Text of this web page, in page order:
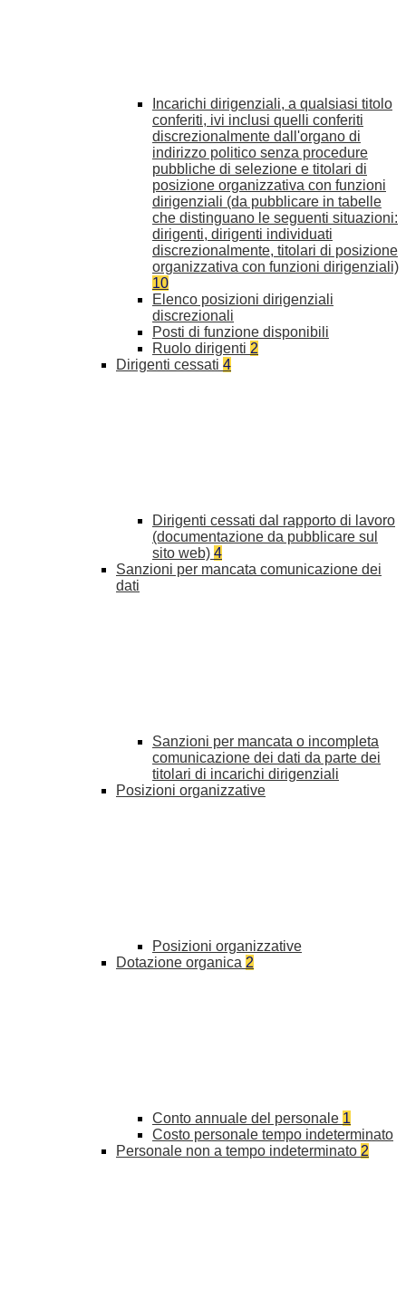
Incarichi dirigenziali, a qualsiasi titolo
conferiti, ivi inclusi quelli conferiti
discrezionalmente dall'organo di
indirizzo politico senza procedure
pubbliche di selezione e titolari di
posizione organizzativa con funzioni
dirigenziali (da pubblicare in tabelle
che distinguano le seguenti situazioni:
dirigenti, dirigenti individuati
discrezionalmente, titolari di posizione
organizzativa con funzioni dirigenziali)
10
Elenco posizioni dirigenziali
discrezionali
Posti di funzione disponibili
Ruolo dirigenti 2
Dirigenti cessati 4
Dirigenti cessati dal rapporto di lavoro
(documentazione da pubblicare sul
sito web) 4
Sanzioni per mancata comunicazione dei
dati
Sanzioni per mancata o incompleta
comunicazione dei dati da parte dei
titolari di incarichi dirigenziali
Posizioni organizzative
Posizioni organizzative
Dotazione organica 2
Conto annuale del personale 1
Costo personale tempo indeterminato
Personale non a tempo indeterminato 2